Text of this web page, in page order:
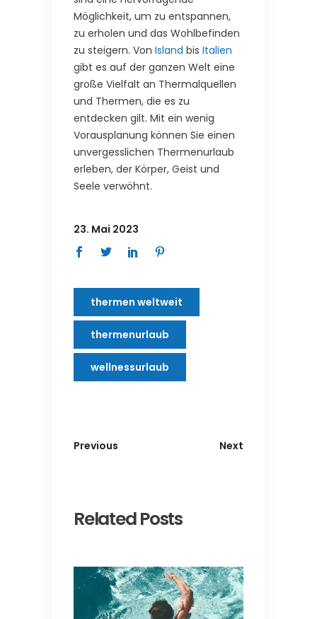
Möglichkeit, um zu entspannen,
zu erholen und das Wohlbefinden
zu steigern. Von Island bis Italien
gibt es auf der ganzen Welt eine
große Vielfalt an Thermalquellen
und Thermen, die es zu
entdecken gilt. Mit ein wenig
Vorausplanung können Sie einen
unvergesslichen Thermenurlaub
erleben, der Körper, Geist und
Seele verwöhnt.
23. Mai 2023
thermen weltweit
thermenurlaub
wellnessurlaub
Previous Next
Related Posts